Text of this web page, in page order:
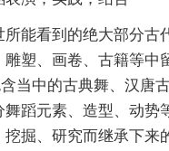
能看到的绝大部分古
塑、画卷、古籍等中
当中的古典舞、汉唐
舞蹈元素、造型、动势
掘、研究而继承下来